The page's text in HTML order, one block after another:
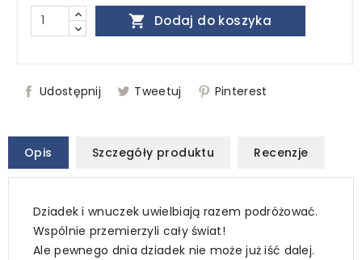
 Dodaj do koszyka
Udostępnij Tweetuj Pinterest
Opis Szczegóły produktu Recenzje
Dziadek i wnuczek uwielbiają razem podróżować.
Wspólnie przemierzyli cały świat!
Ale pewnego dnia dziadek nie może już iść dalej.